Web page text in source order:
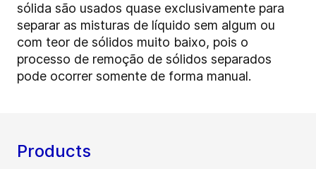
sólida são usados quase exclusivamente para
separar as misturas de líquido sem algum ou
com teor de sólidos muito baixo, pois o
processo de remoção de sólidos separados
pode ocorrer somente de forma manual.
Products